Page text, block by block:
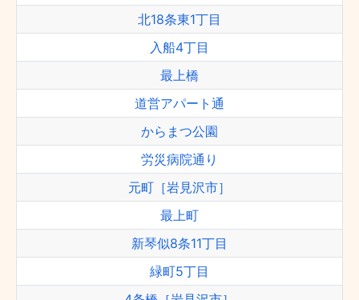
北18条東1丁目
入船4丁目
最上橋
道営アパート通
からまつ公園
労災病院通り
元町［岩見沢市］
最上町
新琴似8条11丁目
緑町5丁目